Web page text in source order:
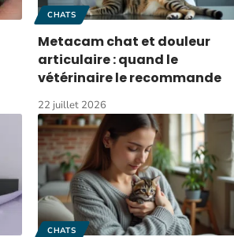
CHATS
Metacam chat et douleur
articulaire : quand le
vétérinaire le recommande
22 juillet 2026
CHATS